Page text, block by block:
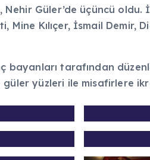
Nehir Güler’de üçüncü
Mine Kılıçer, İsmail Demir,
bayanları tarafından
güler yüzleri ile misafirlere